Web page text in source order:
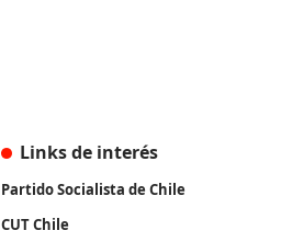
Links de interés
Partido Socialista de Chile
CUT Chile